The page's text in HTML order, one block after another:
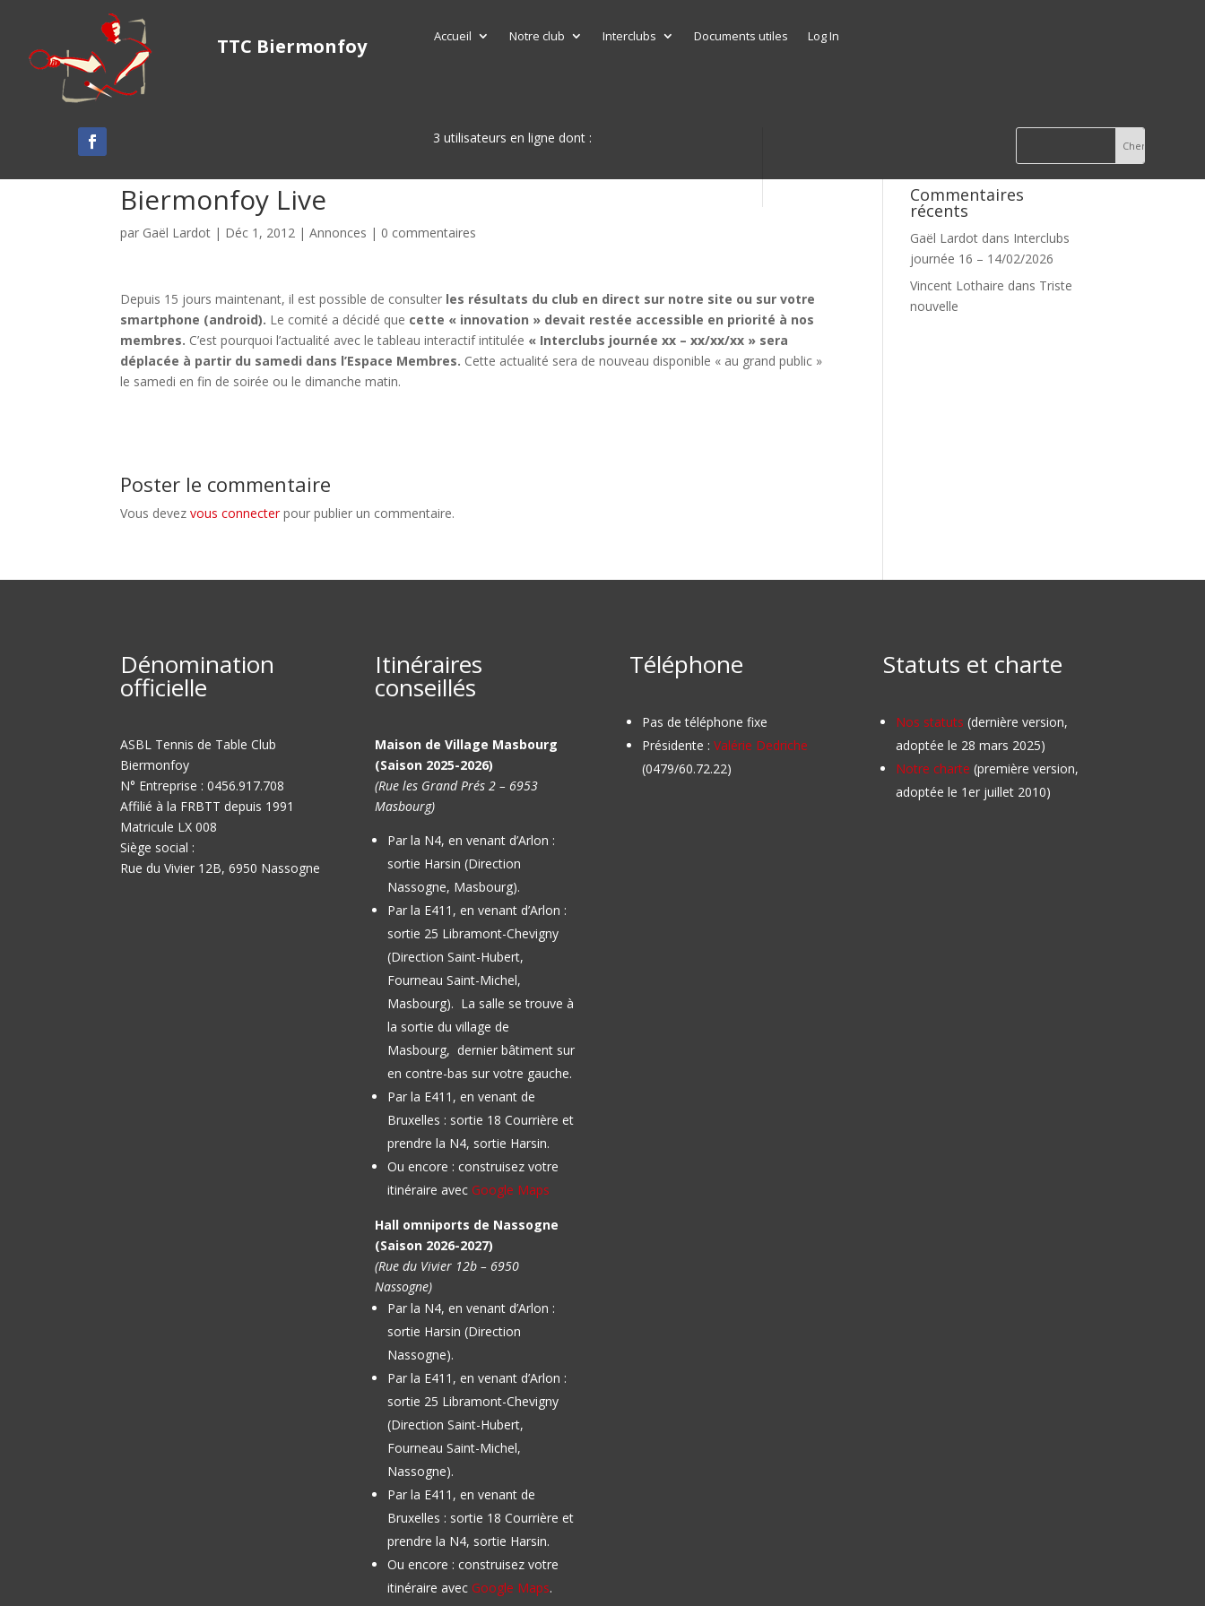
TTC Biermonfoy Accueil Notre club Interclubs Documents utiles Log In
3 utilisateurs en ligne dont :
Biermonfoy Live
par Gaël Lardot | Déc 1, 2012 |Annonces | 0 commentaires
Depuis 15 jours maintenant, il est possible de consulter les résultats du club en direct sur notre site ou sur votre
smartphone (android). Le comité a décidé que cette « innovation » devait restée accessible en priorité à nos
membres. C’est pourquoi l’actualité avec le tableau interactif intitulée « Interclubs journée xx – xx/xx/xx » sera
déplacée à partir du samedi dans l’Espace Membres. Cette actualité sera de nouveau disponible « au grand public »
le samedi en fin de soirée ou le dimanche matin.
Poster le commentaire
Vous devezvous connecterpour publier un commentaire.
Commentaires
récents
Gaël Lardot dans Interclubs
journée 16 – 14/02/2026
Vincent Lothaire dans Triste
nouvelle
Dénomination
officielle
ASBL Tennis de Table Club
Biermonfoy
N° Entreprise : 0456.917.708
Affilié à la FRBTT depuis 1991
Matricule LX 008
Siège social :
Rue du Vivier 12B, 6950 Nassogne
Itinéraires
conseillés
Maison de Village Masbourg
(Saison 2025-2026)
(Rue les Grand Prés 2 – 6953
Masbourg)
Par la N4, en venant d’Arlon :
sortie Harsin (Direction
Nassogne, Masbourg).
Par la E411, en venant d’Arlon :
sortie 25 Libramont-Chevigny
(Direction Saint-Hubert,
Fourneau Saint-Michel,
Masbourg). La salle se trouve à
la sortie du village de
Masbourg, dernier bâtiment sur
en contre-bas sur votre gauche.
Par la E411, en venant de
Bruxelles : sortie 18 Courrière et
prendre la N4, sortie Harsin.
Ou encore : construisez votre
itinéraire avec Google Maps
Hall omniports de Nassogne
(Saison 2026-2027)
(Rue du Vivier 12b – 6950
Nassogne)
Par la N4, en venant d’Arlon :
sortie Harsin (Direction
Nassogne).
Par la E411, en venant d’Arlon :
sortie 25 Libramont-Chevigny
(Direction Saint-Hubert,
Fourneau Saint-Michel,
Nassogne).
Par la E411, en venant de
Bruxelles : sortie 18 Courrière et
prendre la N4, sortie Harsin.
Ou encore : construisez votre
itinéraire avec Google Maps.
Téléphone
Pas de téléphone fixe
Présidente : Valérie Dedriche
(0479/60.72.22)
Statuts et charte
Nos statuts (dernière version,
adoptée le 28 mars 2025)
Notre charte (première version,
adoptée le 1er juillet 2010)